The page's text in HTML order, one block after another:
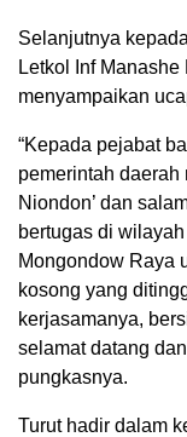
Selanjutnya
Letkol Inf
menyampaikan
“Kepada pejabat
pemerintah daerah
Niondon’ dan
bertugas di
Mongondow Raya
kosong yang
kerjasamanya,
selamat datang
pungkasnya.
Turut hadir dalam